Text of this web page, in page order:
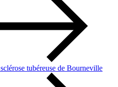
tubéreuse de Bourneville